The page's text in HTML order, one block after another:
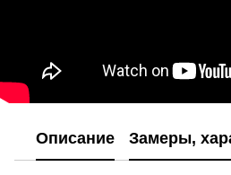
Описание Замеры,